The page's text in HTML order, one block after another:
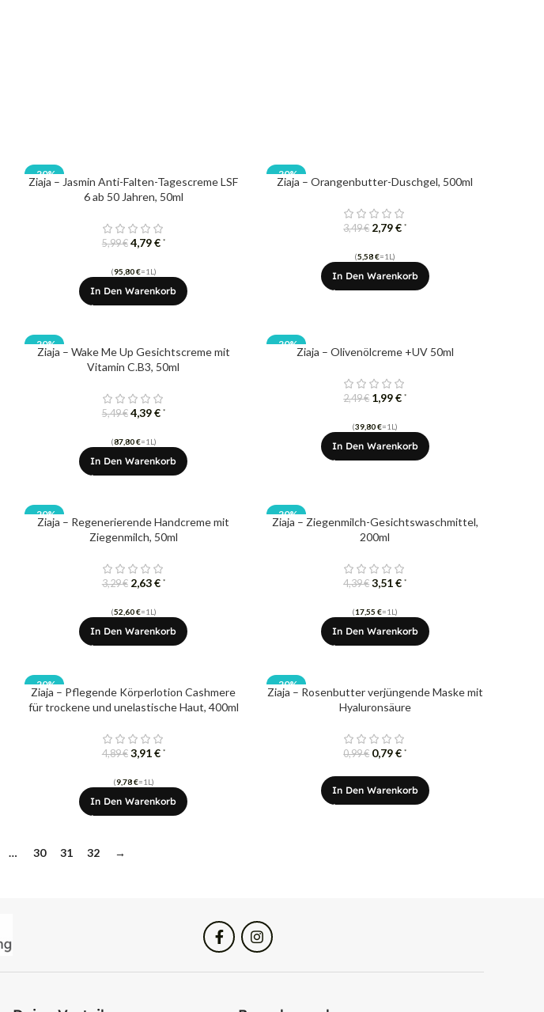
-20%
Ziaja – Jasmin Anti-Falten-Tagescreme LSF
6 ab 50 Jahren, 50ml
5,99€ 4,79€ *
(95,80€=1L)
In Den Warenkorb
-20%
Ziaja – Orangenbutter-Duschgel, 500ml
3,49€ 2,79€ *
(5,58€=1L)
In Den Warenkorb
-20%
Ziaja – Wake Me Up Gesichtscreme mit
Vitamin C.B3, 50ml
5,49€ 4,39€ *
(87,80€=1L)
In Den Warenkorb
-20%
Ziaja – Olivenölcreme +UV 50ml
2,49€ 1,99€ *
(39,80€=1L)
In Den Warenkorb
-20%
Ziaja – Regenerierende Handcreme mit
Ziegenmilch, 50ml
3,29€ 2,63€ *
(52,60€=1L)
In Den Warenkorb
-20%
Ziaja – Ziegenmilch-Gesichtswaschmittel,
200ml
4,39€ 3,51€ *
(17,55€=1L)
In Den Warenkorb
-20%
Ziaja – Pflegende Körperlotion Cashmere
für trockene und unelastische Haut, 400ml
4,89€ 3,91€ *
(9,78€=1L)
In Den Warenkorb
-20%
Ziaja – Rosenbutter verjüngende Maske mit
Hyaluronsäure
0,99€ 0,79€ *
In Den Warenkorb
… 30 31 32 →